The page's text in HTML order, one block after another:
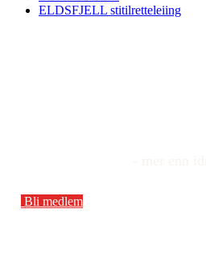
ELDSFJELL stitilretteleiing
Bli medlem